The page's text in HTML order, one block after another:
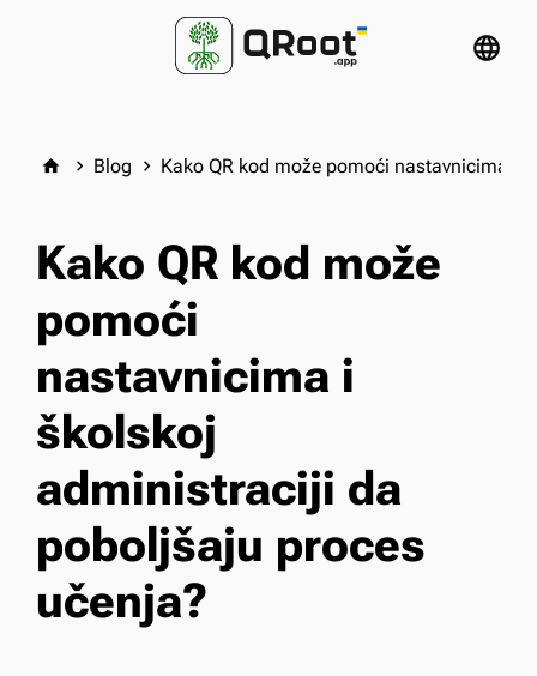
language
home keyboard_arrow_right Blog keyboard_arrow_right Kako QR kod može pomoći nastavnicima i
Kako QR kod može
pomoći
nastavnicima i
školskoj
administraciji da
poboljšaju proces
učenja?